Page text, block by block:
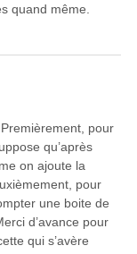
quand même.
pour
qu’après
on ajoute la
pour
une boite de
d’avance pour
qui s’avère